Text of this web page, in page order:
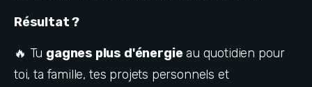
Résultat ?
🔥 Tu gagnes plus d'énergie au quotidien pour
toi, ta famille, tes projets personnels et